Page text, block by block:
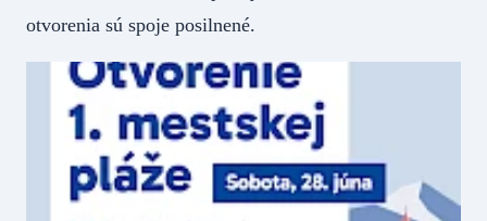
otvorenia sú spoje posilnené.